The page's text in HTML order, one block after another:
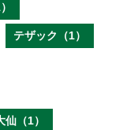
テザック（1）
仙（1）